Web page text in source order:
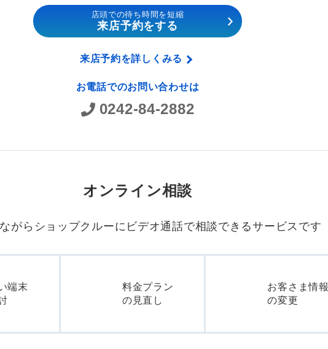
店頭での待ち時間を短縮
来店予約をする
来店予約を詳しくみる
お電話でのお問い合わせは
0242-84-2882
オンライン相談
がらショップクルーに ビデオ通話で相談できるサービスです
端末
料金プラン
の見直し
お客さま情報
の変更